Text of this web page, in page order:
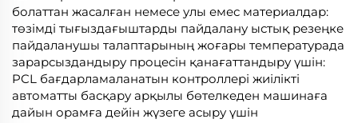
болаттан жасалған немесе улы емес материалдар:
төзімді тығыздағыштарды пайдалану ыстық резеңке
пайдаланушы талаптарының жоғары температурада
зарарсыздандыру процесін қанағаттандыру үшін:
PCL бағдарламаланатын контроллері жиілікті
автоматты басқару арқылы бөтелкеден машинаға
дайын орамға дейін жүзеге асыру үшін